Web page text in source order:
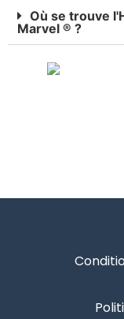
Où se trouve
Marvel ® ?